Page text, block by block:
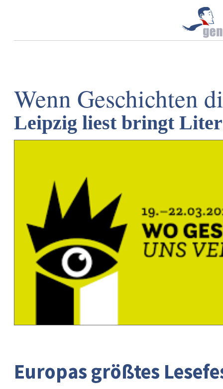
Wenn Geschichten
Leipzig liest bringt
Europas größtes